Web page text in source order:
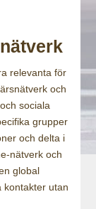
relevanta för
och
sociala
grupper
och delta i
nätverk och
global
kontakter utan